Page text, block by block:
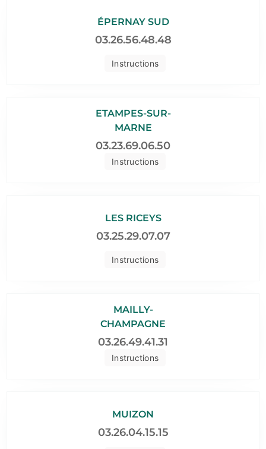
Instructions
ÉPERNAY SUD
03.26.56.48.48
Instructions
ETAMPES-SUR-
MARNE
03.23.69.06.50
Instructions
LES RICEYS
03.25.29.07.07
Instructions
MAILLY-
CHAMPAGNE
03.26.49.41.31
MUIZON
03.26.04.15.15